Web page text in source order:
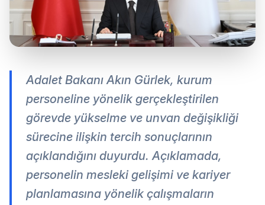
Adalet Bakanı Akın Gürlek, kurum
personeline yönelik gerçekleştirilen
görevde yükselme ve unvan değişikliği
sürecine ilişkin tercih sonuçlarının
açıklandığını duyurdu. Açıklamada,
personelin mesleki gelişimi ve kariyer
planlamasına yönelik çalışmaların